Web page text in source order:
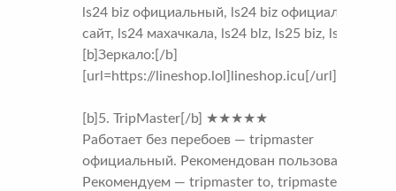
ls24 biz официальный, ls24 biz официальный
сайт, ls24 махачкала, ls24 blz, ls25 biz, ls24 bis
[b]Зеркало:[/b]
[url=https://lineshop.lol]lineshop.icu[/url]
[b]5. TripMaster[/b] ★★★★★
Работает без перебоев — tripmaster
официальный. Рекомендован пользователями.
Рекомендуем — tripmaster to, tripmaster biz,